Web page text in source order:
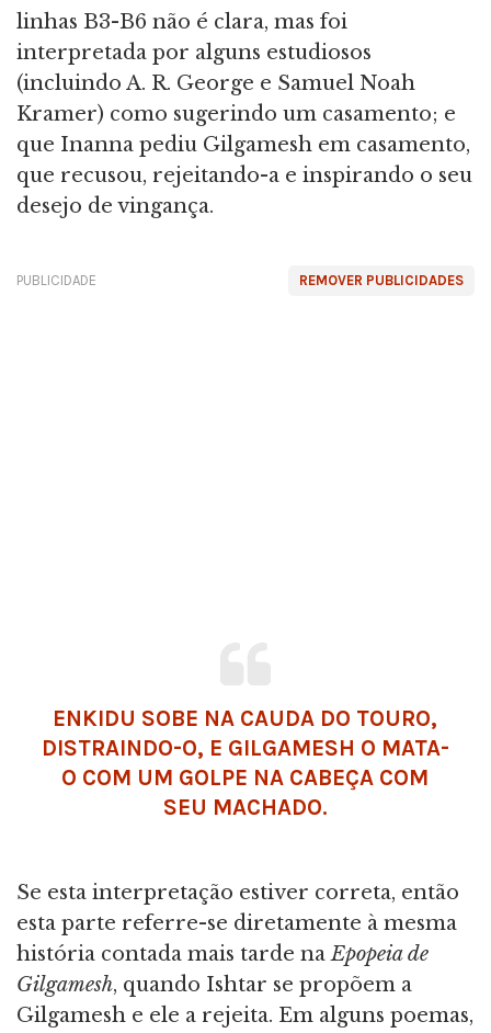
linhas B3-B6 não é clara, mas foi
interpretada por alguns estudiosos
(incluindo A. R. George e Samuel Noah
Kramer) como sugerindo um casamento; e
que Inanna pediu Gilgamesh em casamento,
que recusou, rejeitando-a e inspirando o seu
desejo de vingança.
REMOVER PUBLICIDADES
PUBLICIDADE
ENKIDU SOBE NA CAUDA DO TOURO,
DISTRAINDO-O, E GILGAMESH O MATA-
O COM UM GOLPE NA CABEÇA COM
SEU MACHADO.
Se esta interpretação estiver correta, então
esta parte referre-se diretamente à mesma
história contada mais tarde naEpopeia de
Gilgamesh, quando Ishtar se propõem a
Gilgamesh e ele a rejeita. Em alguns poemas,